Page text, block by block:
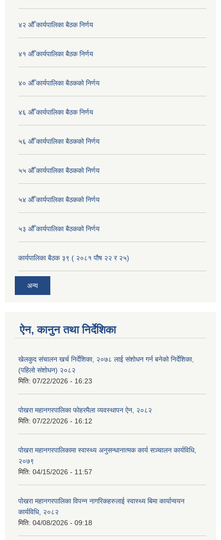
४२ औँ कार्यपालिका बैठक निर्णय
४१ औँ कार्यपालिका बैठक निर्णय
४० औँ कार्यपालिका बैठकको निर्णय
४६ औँ कार्यपालिका बैठक निर्णय
५६ औँ कार्यपालिका बैठकको निर्णय
५५ औँ कार्यपालिका बैठकको निर्णय
५४ औँ कार्यपालिका बैठकको निर्णय
५३ औँ कार्यपालिका बैठकको निर्णय
कार्यपालिका बैठक ३९ ( २०८१ पौष २२ र २५)
अन्य
ऐन, कानुन तथा निर्देशिका
खेलकुद संचालन खर्च निर्देशिका, २०७८ लाई संशोधन गर्न बनेको निर्देशिका,
(पहिलो संशोधन) २०८२
मिति: 07/22/2026 - 16:23
पोखरा महानगरपालिका फोहरमैला व्यवस्थापन ऐन, २०८२
मिति: 07/22/2026 - 16:12
पोखरा महानगरपालिकामा स्वास्थ्य अनुसन्धानात्मक कार्य सञ्चालन कार्यविधि,
२०७९
मिति: 04/15/2026 - 11:57
पोखरा महानगरपालिका विपन्न नागरिकहरुलाई स्वास्थ्य बिमा कार्यान्वयन
कार्यविधि, २०८२
मिति: 04/08/2026 - 09:18